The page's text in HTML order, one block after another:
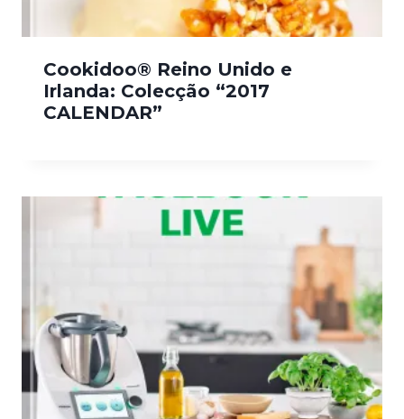
Cookidoo® Reino Unido e
Irlanda: Colecção “2017
CALENDAR”